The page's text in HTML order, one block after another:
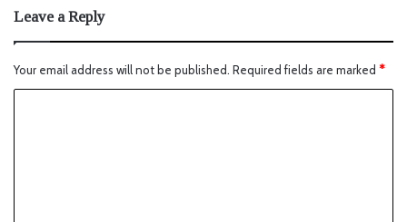
Leave a Reply
Your email address will not be published. Required fields are marked *